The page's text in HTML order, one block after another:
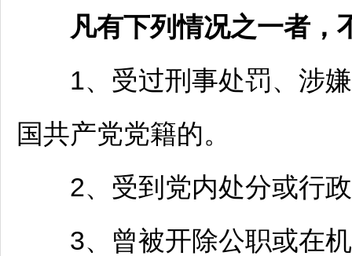
凡有下列情况之一者，
1、受过刑事处罚、涉嫌
国共产党党籍的。
2、受到党内处分或行政
3、曾被开除公职或在机